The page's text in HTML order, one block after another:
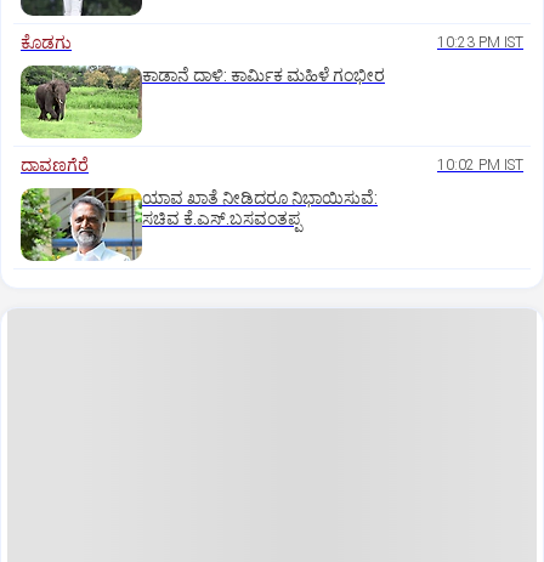
ಕೊಡಗು 10:23 PM IST
ಕಾಡಾನೆ ದಾಳಿ: ಕಾರ್ಮಿಕ ಮಹಿಳೆ ಗಂಭೀರ
ದಾವಣಗೆರೆ 10:02 PM IST
ಯಾವ ಖಾತೆ ನೀಡಿದರೂ ನಿಭಾಯಿಸುವೆ:
ಸಚಿವ ಕೆ.ಎಸ್.ಬಸವಂತಪ್ಪ